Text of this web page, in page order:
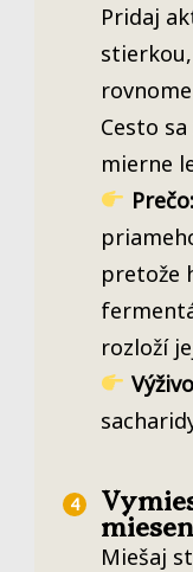
Pridaj
Cesto
mierne
Prečo:
pretože
rozloží
Miešaj